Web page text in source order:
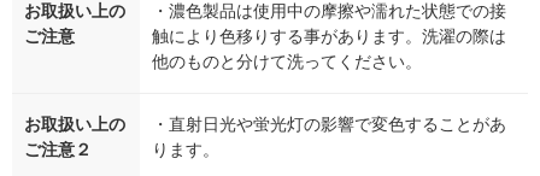
お取扱い上の
ご注意
・濃色製品は使用中の摩擦や濡れた状態での接
触により色移りする事があります。洗濯の際は
他のものと分けて洗ってください。
お取扱い上の
ご注意２
・直射日光や蛍光灯の影響で変色することがあ
ります。